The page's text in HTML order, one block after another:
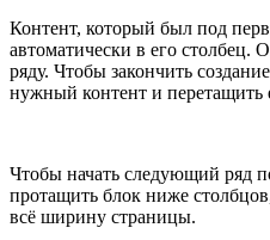
Контент, который был под
автоматически в его столбец.
ряду. Чтобы закончить
нужный контент и перетащить
Чтобы начать следующий ряд
протащить блок ниже
всё ширину страницы.